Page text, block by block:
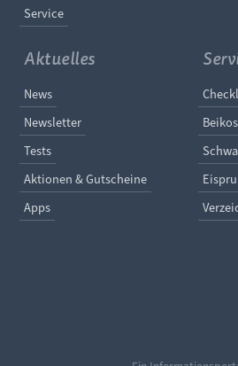
Service
Aktuelles
Navigation überspringen
News
Newsletter
Tests
Aktionen & Gutscheine
Apps